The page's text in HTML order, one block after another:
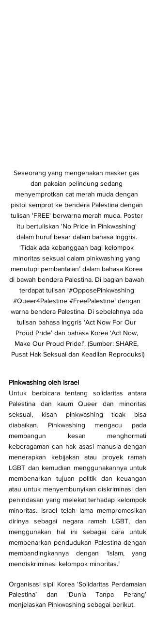
Seseorang yang mengenakan masker gas
dan pakaian pelindung sedang
menyemprotkan cat merah muda dengan
pistol semprot ke bendera Palestina dengan
tulisan 'FREE' berwarna merah muda. Poster
itu bertuliskan 'No Pride in Pinkwashing'
dalam huruf besar dalam bahasa Inggris.
‘Tidak ada kebanggaan bagi kelompok
minoritas seksual dalam pinkwashing yang
menutupi pembantaian’ dalam bahasa Korea
di bawah bendera Palestina. Di bagian bawah
terdapat tulisan ‘#OpposePinkwashing
#Queer4Palestine #FreePalestine’ dengan
warna bendera Palestina. Di sebelahnya ada
tulisan bahasa Inggris ‘Act Now For Our
Proud Pride’ dan bahasa Korea ‘Act Now,
Make Our Proud Pride!’. (Sumber: SHARE,
Pusat Hak Seksual dan Keadilan Reproduksi)
Pinkwashing oleh Israel
Untuk berbicara tentang solidaritas antara
Palestina dan kaum Queer dan minoritas
seksual, kisah pinkwashing tidak bisa
diabaikan. Pinkwashing mengacu pada
membangun kesan menghormati
keberagaman dan hak asasi manusia dengan
menerapkan kebijakan atau proyek ramah
LGBT dan kemudian menggunakannya untuk
membenarkan tujuan politik dan keuangan
atau untuk menyembunyikan diskriminasi dan
penindasan yang melekat terhadap kelompok
minoritas. Israel telah lama mempromosikan
dirinya sebagai negara ramah LGBT, dan
menggunakan hal ini sebagai cara untuk
membenarkan pendudukan Palestina dengan
membandingkannya dengan ‘Islam, yang
mendiskriminasi kelompok minoritas.’
Organisasi sipil Korea ‘Solidaritas Perdamaian
Palestina’ dan ‘Dunia Tanpa Perang’
menjelaskan Pinkwashing sebagai berikut.